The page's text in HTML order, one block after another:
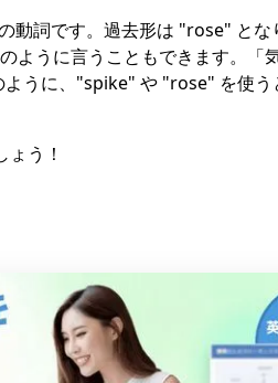
詞です。過去形は "rose" とな
うに言うこともできます。「
に、"spike" や "rose" を使う
う！